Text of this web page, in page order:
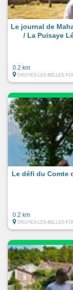
Le journal de
/ La Puisaye
0.2 km
DRUYES-LES-BELLES-
Le défi du Comte
0.2 km
DRUYES-LES-BELLES-